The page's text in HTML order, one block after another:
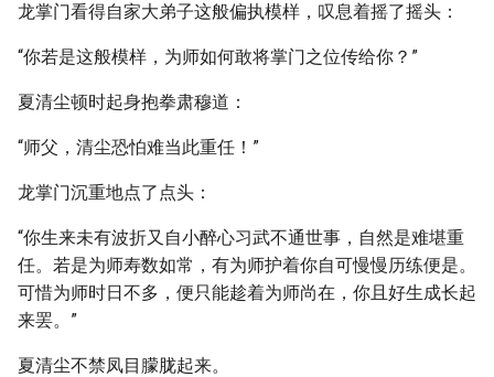
龙掌门看得自家大弟子这般偏执模样，叹息着摇了摇头：
“你若是这般模样，为师如何敢将掌门之位传给你？”
夏清尘顿时起身抱拳肃穆道：
“师父，清尘恐怕难当此重任！”
龙掌门沉重地点了点头：
“你生来未有波折又自小醉心习武不通世事，自然是难堪重
任。若是为师寿数如常，有为师护着你自可慢慢历练便是。
可惜为师时日不多，便只能趁着为师尚在，你且好生成长起
来罢。”
夏清尘不禁凤目朦胧起来。